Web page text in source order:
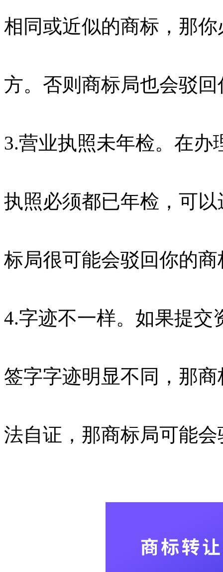
相同或近似的商标，那
方。否则商标局也会驳
3.营业执照未年检。在
执照必须都已年检，可
标局很可能会驳回你的
4.字迹不一样。如果提交
签字字迹明显不同，那
法自证，那商标局可能